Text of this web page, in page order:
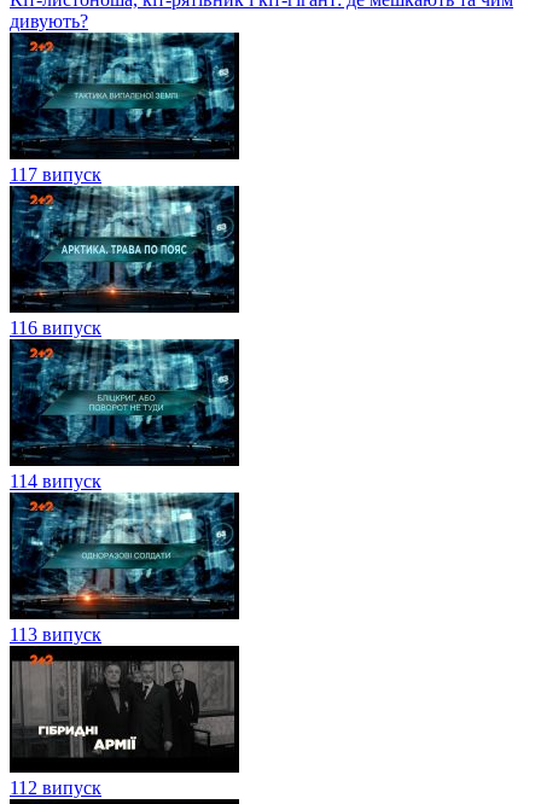
дивують?
117 випуск
116 випуск
114 випуск
113 випуск
112 випуск